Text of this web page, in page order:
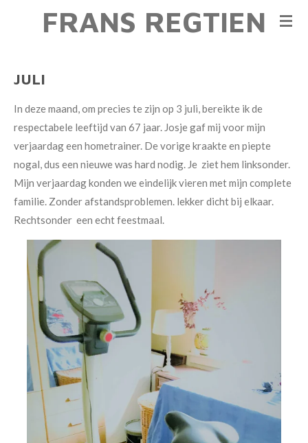
FRANS REGTIEN
JULI
In deze maand, om precies te zijn op 3 juli, bereikte ik de
respectabele leeftijd van 67 jaar. Josje gaf mij voor mijn
verjaardag een hometrainer. De vorige kraakte en piepte
nogal, dus een nieuwe was hard nodig. Je ziet hem linksonder.
Mijn verjaardag konden we eindelijk vieren met mijn complete
familie. Zonder afstandsproblemen. lekker dicht bij elkaar.
Rechtsonder een echt feestmaal.